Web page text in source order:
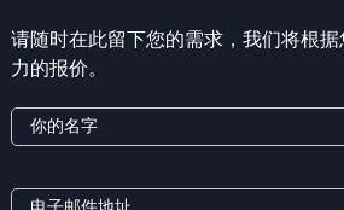
请随时在此留下您的需求，我们将根
力的报价。